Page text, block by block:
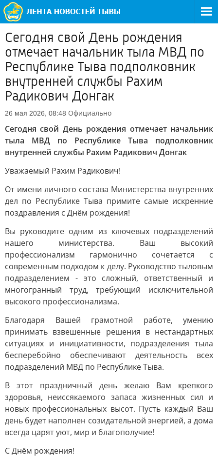
Сегодня свой День рождения
отмечает начальник тыла МВД по
Республике Тыва подполковник
внутренней службы Рахим
Радикович Донгак
26 мая 2026, 08:48 Официально
Сегодня свой День рождения отмечает начальник
тыла МВД по Республике Тыва подполковник
внутренней службы Рахим Радикович Донгак
Уважаемый Рахим Радикович!
От имени личного состава Министерства внутренних
дел по Республике Тыва примите самые искренние
поздравления с Днём рождения!
Вы руководите одним из ключевых подразделений
нашего министерства. Ваш высокий
профессионализм гармонично сочетается с
современным подходом к делу. Руководство тыловым
подразделением - это сложный, ответственный и
многогранный труд, требующий исключительной
высокого профессионализма.
Благодаря Вашей грамотной работе, умению
принимать взвешенные решения в нестандартных
ситуациях и инициативности, подразделения тыла
бесперебойно обеспечивают деятельность всех
подразделений МВД по Республике Тыва.
В этот праздничный день желаю Вам крепкого
здоровья, неиссякаемого запаса жизненных сил и
новых профессиональных высот. Пусть каждый Ваш
день будет наполнен созидательной энергией, а дома
всегда царят уют, мир и благополучие!
С Днём рождения!